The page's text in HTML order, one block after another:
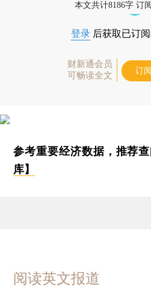
本文共计8186字 订
登录 后获取已订
财新通会员
可畅读全文
订
参考重要经济数据，推荐查
库】
阅读英文报道